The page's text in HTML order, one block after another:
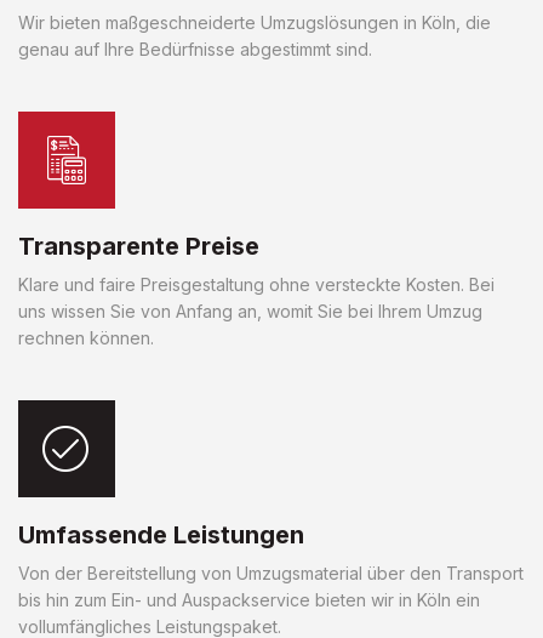
Wir bieten maßgeschneiderte Umzugslösungen in Köln, die
genau auf Ihre Bedürfnisse abgestimmt sind.
Transparente Preise
Klare und faire Preisgestaltung ohne versteckte Kosten. Bei
uns wissen Sie von Anfang an, womit Sie bei Ihrem Umzug
rechnen können.
Umfassende Leistungen
Von der Bereitstellung von Umzugsmaterial über den Transport
bis hin zum Ein- und Auspackservice bieten wir in Köln ein
vollumfängliches Leistungspaket.